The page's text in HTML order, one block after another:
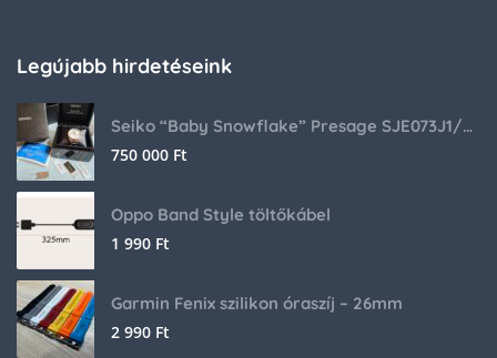
Legújabb hirdetéseink
Seiko “Baby Snowflake” Presage SJE073J1/SARA015 Limited Edition
750 000 Ft
Oppo Band Style töltőkábel
1 990 Ft
Garmin Fenix szilikon óraszíj – 26mm
2 990 Ft